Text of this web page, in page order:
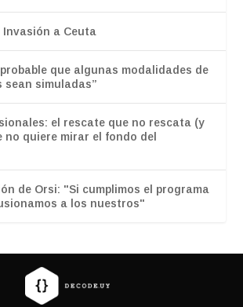
a Ceuta
que algunas modalidades de
sean simuladas”
el rescate que no rescata (y
no quiere mirar el fondo del
de Orsi: "Si cumplimos el programa
a los nuestros"